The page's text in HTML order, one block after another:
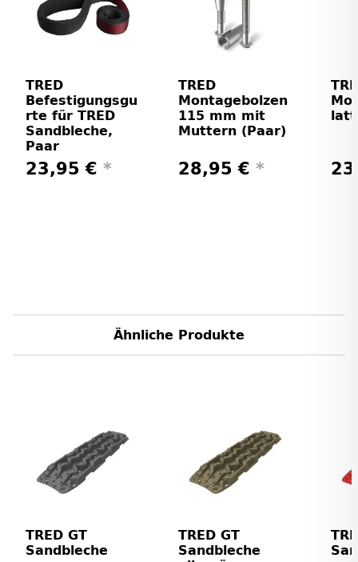
TRED
Befestigungsgu
rte für TRED
Sandbleche,
Paar
23,95 € *
TRED
Montagebolzen
115 mm mit
Muttern (Paar)
28,95 € *
Ähnliche Produkte
TRED GT
Sandbleche
TRED GT
Sandbleche